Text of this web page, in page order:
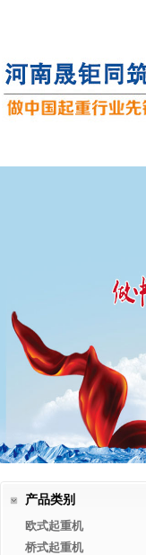
产品类别
欧式起重机
桥式起重机